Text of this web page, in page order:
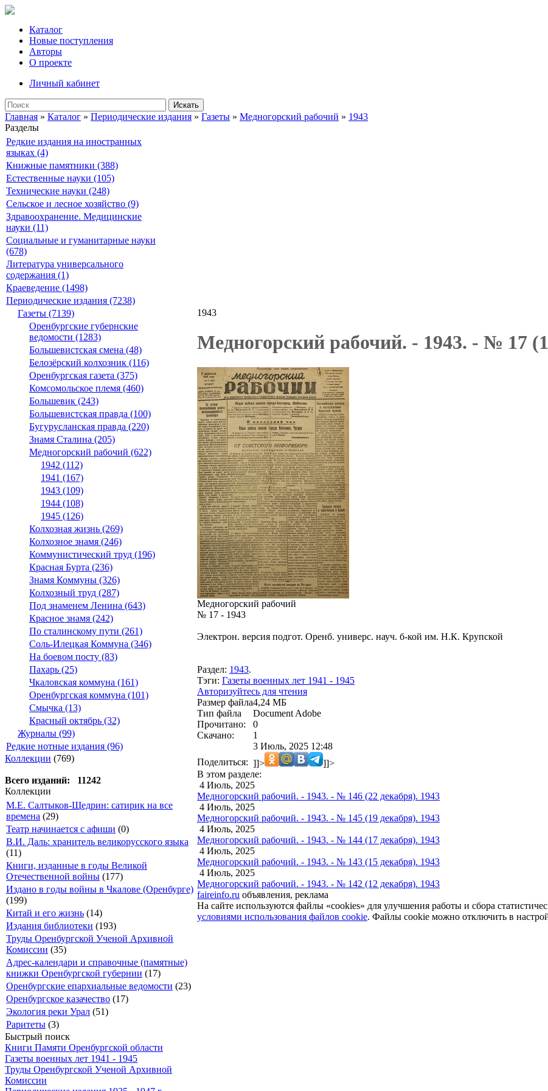
Каталог
Новые поступления
Авторы
О проекте
Личный кабинет
Искать
Главная » Каталог » Периодические издания » Газеты » Медногорский рабочий » 1943
Разделы
Редкие издания на иностранных
языках (4)
Книжные памятники (388)
Естественные науки (105)
Технические науки (248)
Сельское и лесное хозяйство (9)
Здравоохранение. Медицинские
науки (11)
Социальные и гуманитарные науки
(678)
Литература универсального
содержания (1)
Краеведение (1498)
Периодические издания (7238)
Газеты (7139)
Оренбургские губернские
ведомости (1283)
Большевистская смена (48)
Белозёрский колхозник (116)
Оренбургская газета (375)
Комсомольское племя (460)
Большевик (243)
Большевистская правда (100)
Бугурусланская правда (220)
Знамя Сталина (205)
Медногорский рабочий (622)
1942 (112)
1941 (167)
1943 (109)
1944 (108)
1945 (126)
Колхозная жизнь (269)
Колхозное знамя (246)
Коммунистический труд (196)
Красная Бурта (236)
Знамя Коммуны (326)
Колхозный труд (287)
Под знаменем Ленина (643)
Красное знамя (242)
По сталинскому пути (261)
Соль-Илецкая Коммуна (346)
На боевом посту (83)
Пахарь (25)
Чкаловская коммуна (161)
Оренбургская коммуна (101)
Смычка (13)
Красный октябрь (32)
Журналы (99)
Редкие нотные издания (96)
Коллекции (769)
Всего изданий: 11242
Коллекции
М.Е. Салтыков-Щедрин: сатирик на все
времена (29)
Театр начинается с афиши (0)
В.И. Даль: хранитель великорусского языка
(11)
Книги, изданные в годы Великой
Отечественной войны (177)
Издано в годы войны в Чкалове (Оренбурге)
(199)
Китай и его жизнь (14)
Издания библиотеки (193)
Труды Оренбургской Ученой Архивной
Комиссии (35)
Адрес-календари и справочные (памятные)
книжки Оренбургской губернии (17)
Оренбургские епархиальные ведомости (23)
Оренбургское казачество (17)
Экология реки Урал (51)
Раритеты (3)
Быстрый поиск
Книги Памяти Оренбургской области
Газеты военных лет 1941 - 1945
Труды Оренбургской Ученой Архивной
Комиссии
1943
Медногорский рабочий. - 1943. - № 17
Медногорский рабочий
№ 17 - 1943
Электрон. версия подгот. Оренб. универс. науч. б-кой им. Н.К. Крупской
Раздел: 1943.
Тэги: Газеты военных лет 1941 - 1945
Авторизуйтесь для чтения
Размер файла4,24 МБ
Тип файла
Document Adobe
Прочитано:
0
Скачано:
1
3 Июль, 2025 12:48
Поделиться: ]]>
]]>
В этом разделе:
4 Июль, 2025
Медногорский рабочий. - 1943. - № 146 (22 декабря). 1943
4 Июль, 2025
Медногорский рабочий. - 1943. - № 145 (19 декабря). 1943
4 Июль, 2025
Медногорский рабочий. - 1943. - № 144 (17 декабря). 1943
4 Июль, 2025
Медногорский рабочий. - 1943. - № 143 (15 декабря). 1943
4 Июль, 2025
Медногорский рабочий. - 1943. - № 142 (12 декабря). 1943
faireinfo.ru объявления, реклама
На сайте используются файлы «cookies» для улучшения работы и сбора
условиями использования файлов cookie. Файлы cookie можно отключить в